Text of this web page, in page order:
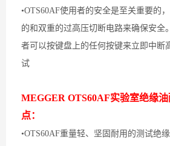
•OTS60AF使用者的安全是至关重要的
的和双重的过高压切断电路来确保安全
者可以按键盘上的任何按键来立即中断
试
MEGGER OTS60AF实验室绝缘
点：
•OTS60AF重量轻、坚固耐用的测试绝